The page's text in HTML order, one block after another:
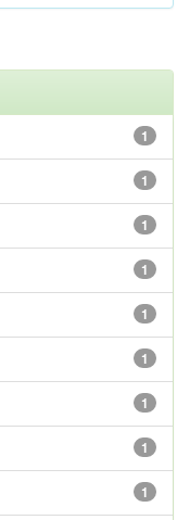
1
1
1
1
1
1
1
1
1